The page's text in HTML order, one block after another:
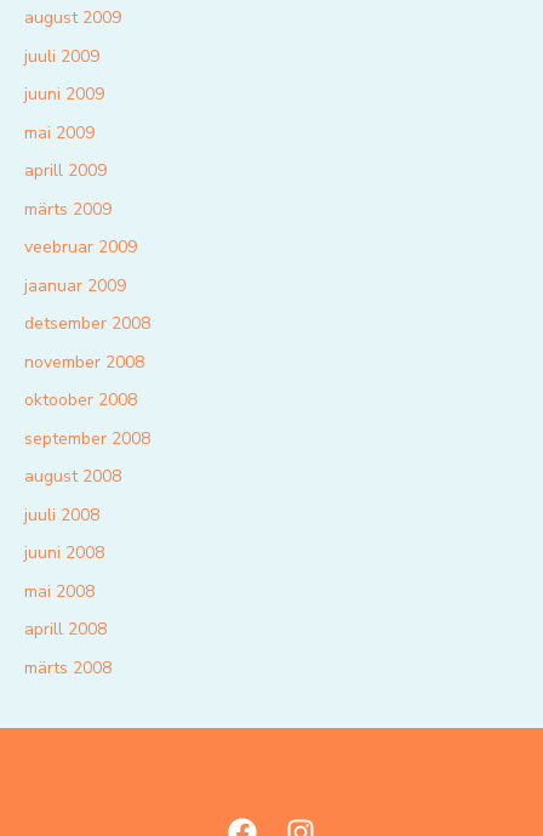
august 2009
juuli 2009
juuni 2009
mai 2009
aprill 2009
märts 2009
veebruar 2009
jaanuar 2009
detsember 2008
november 2008
oktoober 2008
september 2008
august 2008
juuli 2008
juuni 2008
mai 2008
aprill 2008
märts 2008